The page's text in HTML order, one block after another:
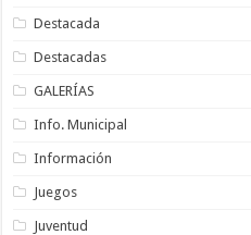
Destacada
Destacadas
GALERÍAS
Info. Municipal
Información
Juegos
Juventud